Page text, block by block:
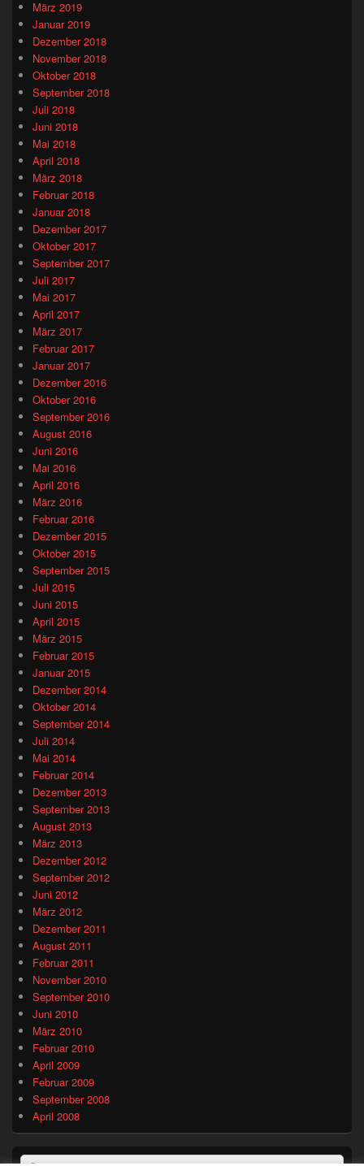
März 2019
Januar 2019
Dezember 2018
November 2018
Oktober 2018
September 2018
Juli 2018
Juni 2018
Mai 2018
April 2018
März 2018
Februar 2018
Januar 2018
Dezember 2017
Oktober 2017
September 2017
Juli 2017
Mai 2017
April 2017
März 2017
Februar 2017
Januar 2017
Dezember 2016
Oktober 2016
September 2016
August 2016
Juni 2016
Mai 2016
April 2016
März 2016
Februar 2016
Dezember 2015
Oktober 2015
September 2015
Juli 2015
Juni 2015
April 2015
März 2015
Februar 2015
Januar 2015
Dezember 2014
Oktober 2014
September 2014
Juli 2014
Mai 2014
Februar 2014
Dezember 2013
September 2013
August 2013
März 2013
Dezember 2012
September 2012
Juni 2012
März 2012
Dezember 2011
August 2011
Februar 2011
November 2010
September 2010
Juni 2010
März 2010
Februar 2010
April 2009
Februar 2009
September 2008
April 2008
Suchen